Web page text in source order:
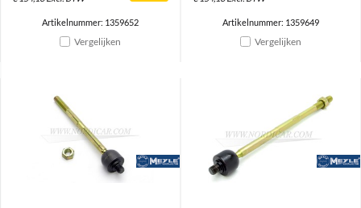
Artikelnummer: 1359652
Vergelijken
Artikelnummer: 1359649
Vergelijken
Brand Brand